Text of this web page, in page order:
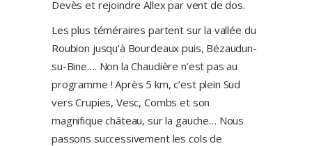
Devès et rejoindre Allex par vent de dos.
Les plus téméraires partent sur la vallée du
Roubion jusqu’à Bourdeaux puis, Bézaudun-
su-Bine…. Non la Chaudière n’est pas au
programme ! Après 5 km, c’est plein Sud
vers Crupies, Vesc, Combs et son
magnifique château, sur la gauche… Nous
passons successivement les cols de